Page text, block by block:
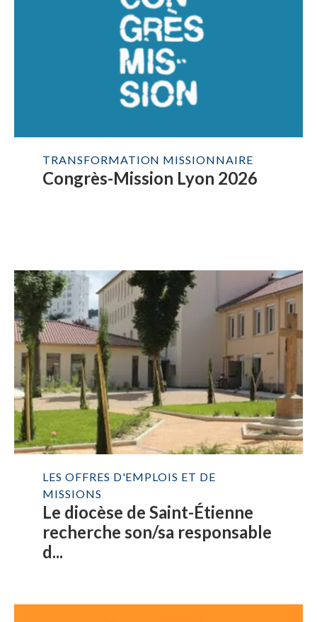
TRANSFORMATION MISSIONNAIRE
Congrès-Mission Lyon 2026
LES OFFRES D'EMPLOIS ET DE
MISSIONS
Le diocèse de Saint-Étienne
recherche son/sa responsable
d...